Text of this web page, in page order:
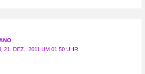
21. DEZ.. 2011 UM 01:50 UHR